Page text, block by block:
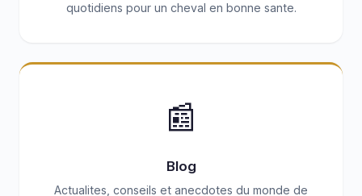
quotidiens pour un cheval en bonne sante.
📰
Blog
Actualites, conseils et anecdotes du monde de